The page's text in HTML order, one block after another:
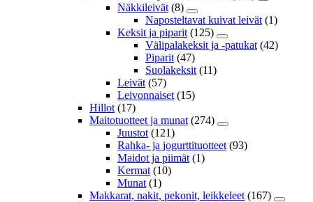
Näkkileivät (8)
Naposteltavat kuivat leivät (1)
Keksit ja piparit (125)
Välipalakeksit ja -patukat (42)
Piparit (47)
Suolakeksit (11)
Leivät (57)
Leivonnaiset (15)
Hillot (17)
Maitotuotteet ja munat (274)
Juustot (121)
Rahka- ja jogurttituotteet (93)
Maidot ja piimät (1)
Kermat (10)
Munat (1)
Makkarat, nakit, pekonit, leikkeleet (167)